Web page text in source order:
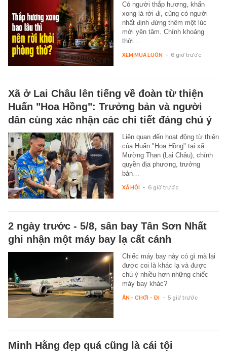
Có người thắp hương, khấn
xong là rời đi, cũng có người
nhất định đứng thêm một lúc
mới yên tâm. Chính khoảng
thời…
XEM MUA LUÔN - 6 giờ trước
Xã ở Lai Châu lên tiếng về đoàn từ thiện
Huấn "Hoa Hồng": Trưởng bản và người
dân cùng xác nhận các chi tiết đáng chú ý
Liên quan đến hoạt động từ thiện
của Huấn "Hoa Hồng" tại xã
Mường Than (Lai Châu), chính
quyền địa phương, trưởng
bản…
XÃ HỘI - 6 giờ trước
2 ngày trước - 5/8, sân bay Tân Sơn Nhất
ghi nhận một máy bay lạ cất cánh
Chiếc máy bay này có gì mà lại
được coi là khác lạ và được
chú ý nhiều hơn những chiếc
máy bay khác?
ĂN - CHƠI - ĐI - 5 giờ trước
Minh Hằng đẹp quá cũng là cái tội